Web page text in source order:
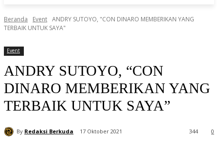
Beranda Event ANDRY SUTOYO, "CON DINARO MEMBERIKAN YANG
TERBAIK UNTUK SAYA"
Event
ANDRY SUTOYO, “CON
DINARO MEMBERIKAN YANG
TERBAIK UNTUK SAYA”
By Redaksi Berkuda 17 Oktober 2021 0
344